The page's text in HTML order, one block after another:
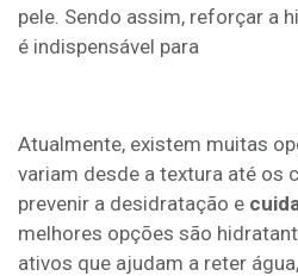
pele. Sendo assim, reforçar a
é indispensável para
Atualmente, existem muitas
variam desde a textura até os
prevenir a desidratação e
melhores opções são
ativos que ajudam a reter